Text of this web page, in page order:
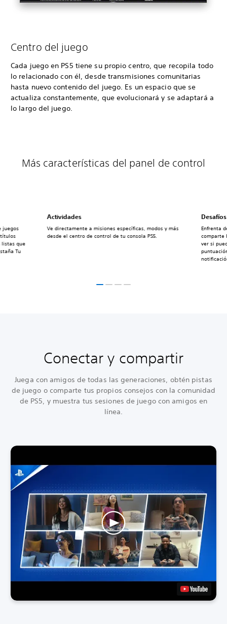
Centro del juego
Cada juego en PS5 tiene su propio centro, que recopila todo
lo relacionado con él, desde transmisiones comunitarias
hasta nuevo contenido del juego. Es un espacio que se
actualiza constantemente, que evolucionará y se adaptará a
lo largo del juego.
Más características del panel de control
Actividades
Ve directamente a misiones específicas, modos y más
desde el centro de control de tu consola PS5.
Desafíos
Enfrenta
comparte
ver si
juegos
que
Tu
Conectar y compartir
Juega con amigos de todas las generaciones, obtén pistas
de juego o comparte tus propios consejos con la comunidad
de PS5, y muestra tus sesiones de juego con amigos en
línea.